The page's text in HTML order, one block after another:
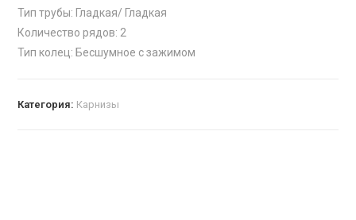
Тип трубы: Гладкая/ Гладкая
Количество рядов: 2
Тип колец: Бесшумное с зажимом
Категория: Карнизы